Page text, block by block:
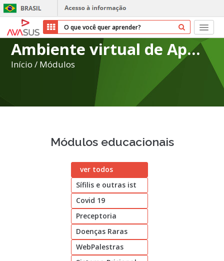
Início
Parceiros
Transparência
Repositório
Ajuda
Entrar
Cadastrar
Ambiente virtual de Aprendizagem do SUS
Início / Módulos
Módulos educacionais
ver todos
Sífilis e outras ist
Covid 19
Preceptoria
Doenças Raras
WebPalestras